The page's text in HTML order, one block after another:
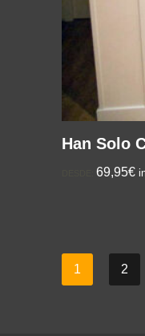
Han Solo
69,95€
1 2